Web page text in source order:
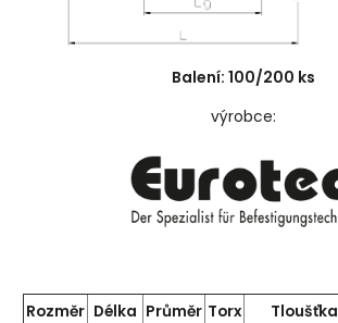
Balení: 100/200 ks
výrobce:
Rozměr Délka Průměr Torx
Tloušťka